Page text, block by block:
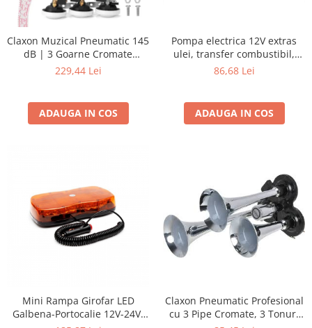
Claxon Muzical Pneumatic 145
dB | 3 Goarne Cromate
Premium | 6 Melodii
229,44 Lei
ADAUGA IN COS
Pompa electrica 12V extras
ulei, transfer combustibil,
motorina 60W
86,68 Lei
ADAUGA IN COS
Mini Rampa Girofar LED
Galbena-Portocalie 12V-24V,
Claxon Pneumatic Profesional
cu 3 Pipe Cromate, 3 Tonuri